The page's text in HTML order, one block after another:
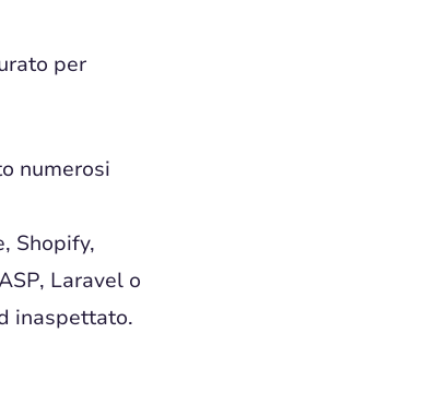
per
numerosi
Shopify,
Laravel o
inaspettato.